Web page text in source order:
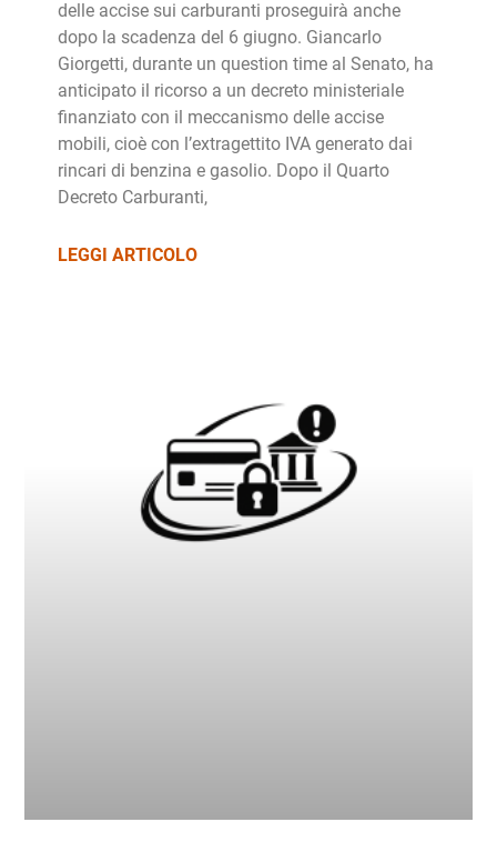
delle accise sui carburanti proseguirà anche
dopo la scadenza del 6 giugno. Giancarlo
Giorgetti, durante un question time al Senato, ha
anticipato il ricorso a un decreto ministeriale
finanziato con il meccanismo delle accise
mobili, cioè con l’extragettito IVA generato dai
rincari di benzina e gasolio. Dopo il Quarto
Decreto Carburanti,
LEGGI ARTICOLO